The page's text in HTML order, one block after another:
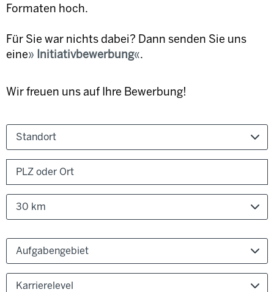
Formaten hoch.
Für Sie war nichts dabei? Dann senden Sie uns
eine
Initiativbewerbung .
Wir freuen uns auf Ihre Bewerbung!
Standort
30 km
Aufgabengebiet
Karrierelevel